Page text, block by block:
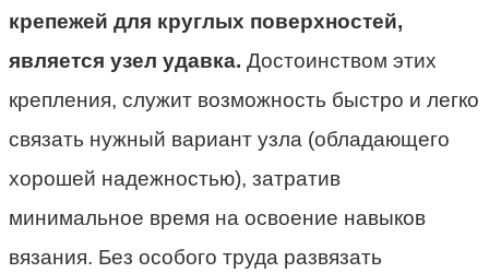
крепежей для круглых поверхностей,
является узел удавка. Достоинством этих
крепления, служит возможность быстро и легко
связать нужный вариант узла (обладающего
хорошей надежностью), затратив
минимальное время на освоение навыков
вязания. Без особого труда развязать